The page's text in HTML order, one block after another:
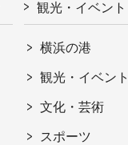
観光・イベント
横浜の港
観光・イベン
文化・芸術
スポーツ